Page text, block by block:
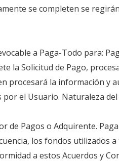
se completen se
a Paga-Todo para:
la Solicitud de Pago,
procesará la información y
el Usuario. Naturaleza del
de Pagos o Adquirente.
los fondos utilizados
a estos Acuerdos y